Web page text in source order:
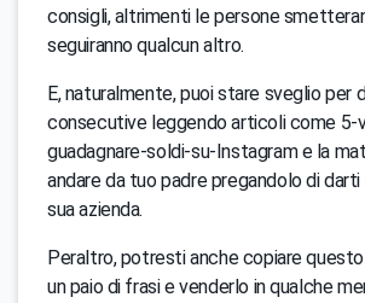
consigli, altrimenti le persone
seguiranno qualcun altro.
E, naturalmente, puoi stare sveglio per
consecutive leggendo articoli come 5-
guadagnare-soldi-su-Instagram e la
andare da tuo padre pregandolo di darti
sua azienda.
Peraltro, potresti anche copiare
un paio di frasi e venderlo in qualche